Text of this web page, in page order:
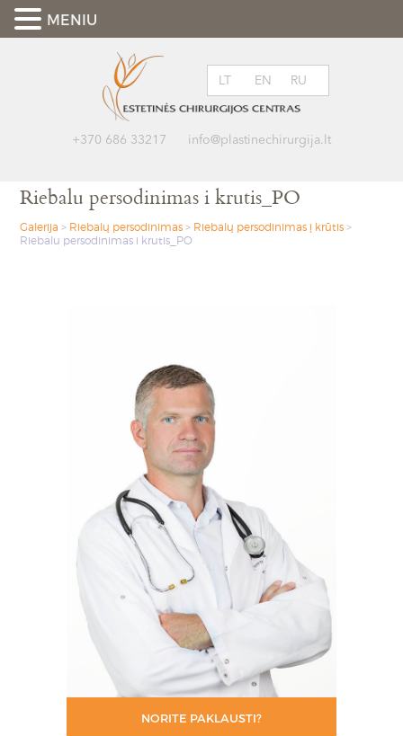
+370 686 33217 info@plastinechirurgija.lt
LT EN RU
Riebalu persodinimas i krutis_PO
Galerija > Riebalų persodinimas > Riebalų persodinimas į krūtis >
Riebalu persodinimas i krutis_PO
NORITE PAKLAUSTI?
MENIU